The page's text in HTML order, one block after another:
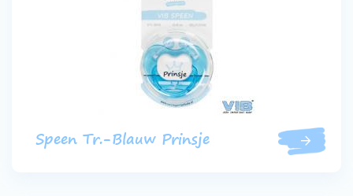
Speen Tr.-Blauw Prinsje